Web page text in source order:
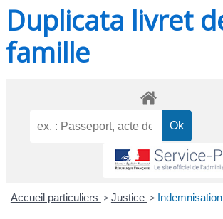
Duplicata livret
famille
Accueil particuliers > Justice >